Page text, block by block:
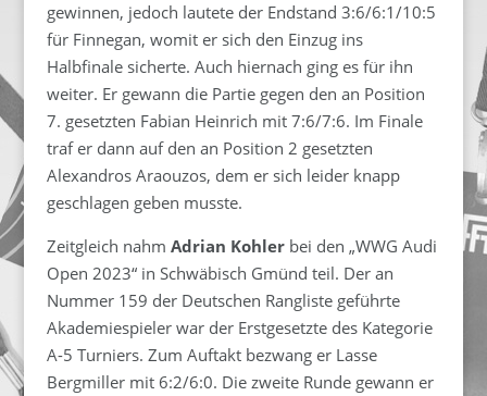
gewinnen, jedoch lautete der Endstand 3:6/6:1/10:5
für Finnegan, womit er sich den Einzug ins
Halbfinale sicherte. Auch hiernach ging es für ihn
weiter. Er gewann die Partie gegen den an Position
7. gesetzten Fabian Heinrich mit 7:6/7:6. Im Finale
traf er dann auf den an Position 2 gesetzten
Alexandros Araouzos, dem er sich leider knapp
geschlagen geben musste.
Zeitgleich nahm Adrian Kohlerbei den „WWG Audi
Open 2023“ in Schwäbisch Gmünd teil. Der an
Nummer 159 der Deutschen Rangliste geführte
Akademiespieler war der Erstgesetzte des Kategorie
A-5 Turniers. Zum Auftakt bezwang er Lasse
Bergmiller mit 6:2/6:0. Die zweite Runde gewann er